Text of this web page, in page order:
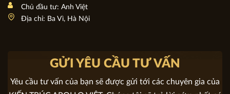
CHOÁNG NGỢP Mẫu Lâu Đài Đẹp 3 Chóp Hoành Tráng
Địa chỉ: Ba Vì, Hà Nội